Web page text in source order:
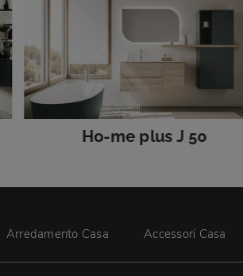
Ho-me plus J 50
Arredamento Casa Accessori Casa